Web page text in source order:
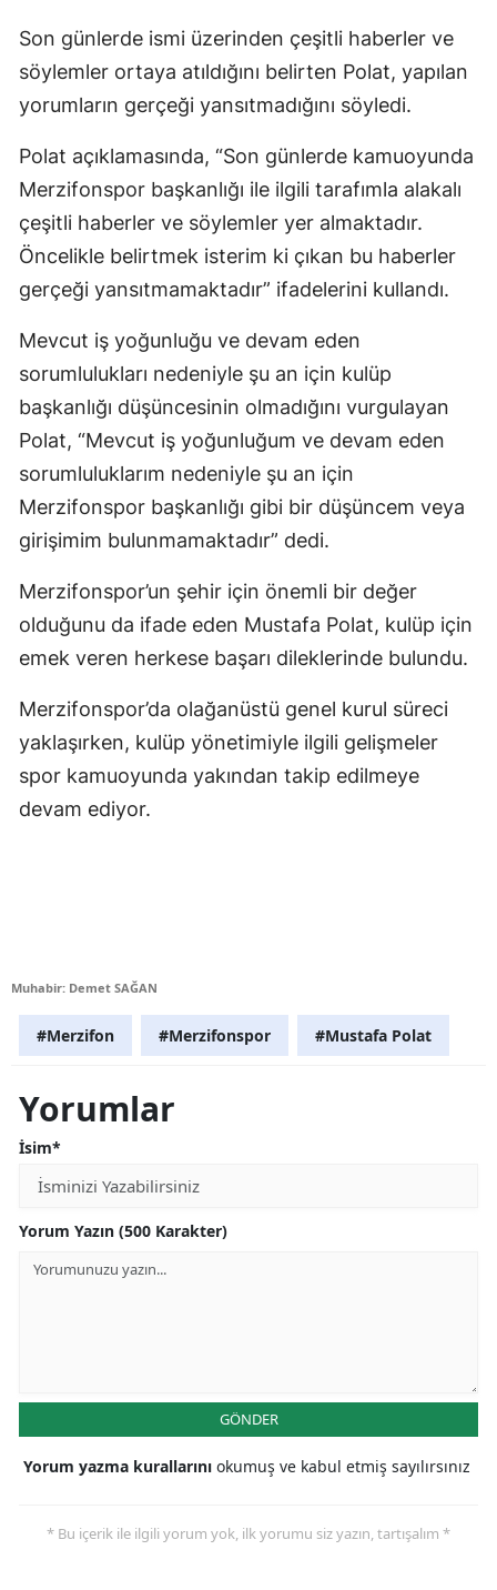
Son günlerde ismi üzerinden çeşitli haberler ve
söylemler ortaya atıldığını belirten Polat, yapılan
yorumların gerçeği yansıtmadığını söyledi.
Polat açıklamasında, “Son günlerde kamuoyunda
Merzifonspor başkanlığı ile ilgili tarafımla alakalı
çeşitli haberler ve söylemler yer almaktadır.
Öncelikle belirtmek isterim ki çıkan bu haberler
gerçeği yansıtmamaktadır” ifadelerini kullandı.
Mevcut iş yoğunluğu ve devam eden
sorumlulukları nedeniyle şu an için kulüp
başkanlığı düşüncesinin olmadığını vurgulayan
Polat, “Mevcut iş yoğunluğum ve devam eden
sorumluluklarım nedeniyle şu an için
Merzifonspor başkanlığı gibi bir düşüncem veya
girişimim bulunmamaktadır” dedi.
Merzifonspor’un şehir için önemli bir değer
olduğunu da ifade eden Mustafa Polat, kulüp için
emek veren herkese başarı dileklerinde bulundu.
Merzifonspor’da olağanüstü genel kurul süreci
yaklaşırken, kulüp yönetimiyle ilgili gelişmeler
spor kamuoyunda yakından takip edilmeye
devam ediyor.
Muhabir: Demet SAĞAN
#Merzifon #Merzifonspor #Mustafa Polat
Yorumlar
İsim*
Yorum Yazın (500 Karakter)
GÖNDER
Yorum yazma kurallarını okumuş ve kabul etmiş sayılırsınız
* Bu içerik ile ilgili yorum yok, ilk yorumu siz yazın, tartışalım *